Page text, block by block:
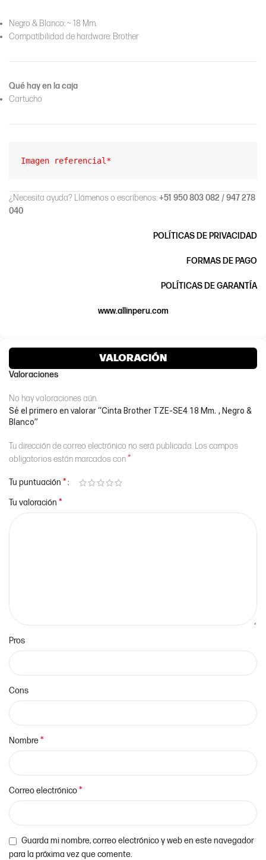
Negro & Blanco: ~ 18 Mm.
Compatibilidad de hardware: Brother
Qué hay en la caja
Cartucho
Imagen referencial*
¿Necesita ayuda? Llámenos o escríbenos:+51 950 803 082 / 947 278
040
POLÍTICAS DE PRIVACIDAD
FORMAS DE PAGO
POLÍTICAS DE GARANTÍA
www.allinperu.com
VALORACIÓN
Valoraciones
No hay valoraciones aún.
Sé el primero en valorar “Cinta Brother TZE-SE4 18 Mm. , Negro &
Blanco”
Tu dirección de correo electrónico no será publicada. Los campos
obligatorios están marcados con*
Tu puntuación *
Tu valoración *
Pros
Cons
Nombre*
Correo electrónico*
Guarda mi nombre, correo electrónico y web en este navegador
para la próxima vez que comente.